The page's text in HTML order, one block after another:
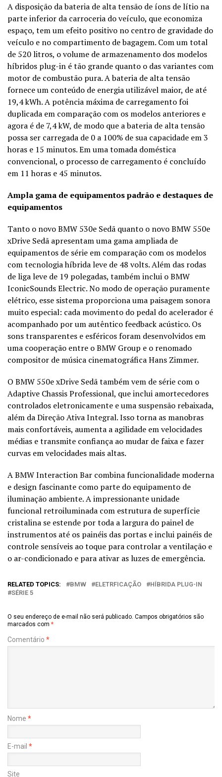
A disposição da bateria de alta tensão de íons de lítio na
parte inferior da carroceria do veículo, que economiza
espaço, tem um efeito positivo no centro de gravidade do
veículo e no compartimento de bagagem. Com um total
de 520 litros, o volume de armazenamento dos modelos
híbridos plug-in é tão grande quanto o das variantes com
motor de combustão pura. A bateria de alta tensão
fornece um conteúdo de energia utilizável maior, de até
19,4 kWh. A potência máxima de carregamento foi
duplicada em comparação com os modelos anteriores e
agora é de 7,4 kW, de modo que a bateria de alta tensão
possa ser carregada de 0 a 100% de sua capacidade em 3
horas e 15 minutos. Em uma tomada doméstica
convencional, o processo de carregamento é concluído
em 11 horas e 45 minutos.
Ampla gama de equipamentos padrão e destaques de
equipamentos
Tanto o novo BMW 530e Sedã quanto o novo BMW 550e
xDrive Sedã apresentam uma gama ampliada de
equipamentos de série em comparação com os modelos
com tecnologia híbrida leve de 48 volts. Além das rodas
de liga leve de 19 polegadas, também inclui o BMW
IconicSounds Electric. No modo de operação puramente
elétrico, esse sistema proporciona uma paisagem sonora
muito especial: cada movimento do pedal do acelerador é
acompanhado por um autêntico feedback acústico. Os
sons transparentes e esféricos foram desenvolvidos em
uma cooperação entre o BMW Group e o renomado
compositor de música cinematográfica Hans Zimmer.
O BMW 550e xDrive Sedã também vem de série com o
Adaptive Chassis Professional, que inclui amortecedores
controlados eletronicamente e uma suspensão rebaixada,
além da Direção Ativa Integral. Isso torna as manobras
mais confortáveis, aumenta a agilidade em velocidades
médias e transmite confiança ao mudar de faixa e fazer
curvas em velocidades mais altas.
A BMW Interaction Bar combina funcionalidade moderna
e design fascinante como parte do equipamento de
iluminação ambiente. A impressionante unidade
funcional retroiluminada com estrutura de superfície
cristalina se estende por toda a largura do painel de
instrumentos até os painéis das portas e inclui painéis de
controle sensíveis ao toque para controlar a ventilação e
o ar-condicionado e para ativar as luzes de emergência.
RELATED TOPICS: BMW ELETRFICAÇÃO
HÍBRIDA PLUG-IN
SÉRIE 5
O seu endereço de e-mail não será publicado. Campos obrigatórios são
marcados com *
Comentário *
Nome *
E-mail *
Site